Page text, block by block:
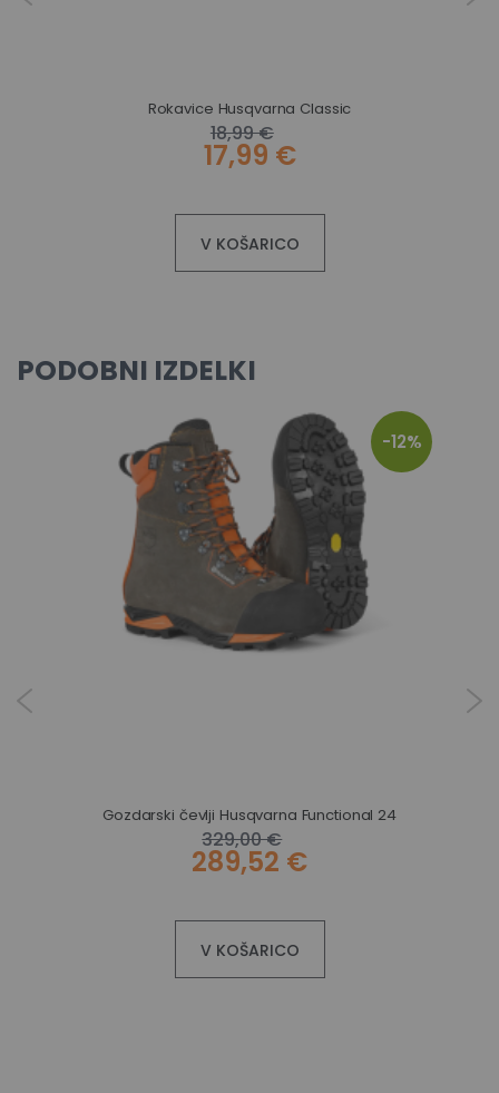
Rokavice Husqvarna Classic
18,99 €
17,99 €
V KOŠARICO
PODOBNI IZDELKI
-12%
Gozdarski čevlji Husqvarna Functional 24
329,00 €
289,52 €
V KOŠARICO